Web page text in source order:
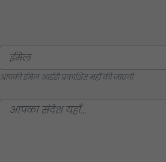
आपकी ईमेल आईडी प्रकाशित नहीं की जाएगी